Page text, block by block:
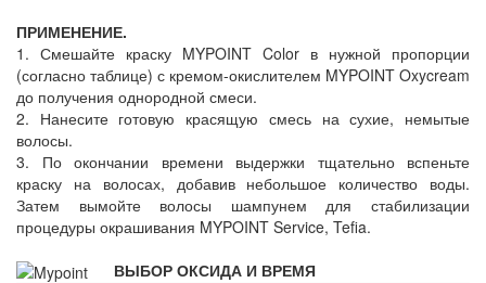
ПРИМЕНЕНИЕ.
1. Смешайте краску MYPOINT Color в нужной пропорции
(согласно таблице) с кремом-окислителем MYPOINT Oxycream
до получения однородной смеси.
2. Нанесите готовую красящую смесь на сухие, немытые
волосы.
3. По окончании времени выдержки тщательно вспеньте
краску на волосах, добавив небольшое количество воды.
Затем вымойте волосы шампунем для стабилизации
процедуры окрашивания MYPOINT Service, Tefia.
ВЫБОР ОКСИДА И ВРЕМЯ